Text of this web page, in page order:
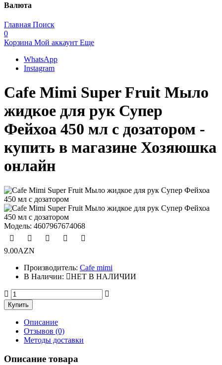
Валюта
Главная Поиск
0
Корзина Мой аккаунт Еще
WhatsApp
Instagram
Cafe Mimi Super Fruit Мыло
жидкое для рук Супер
Фейхоа 450 мл с дозатором -
купить в магазине Хозяюшка
онлайн
Модель: 4607967674068
9.00AZN
Производитель: Cafe mimi
В Наличии:
НЕТ В НАЛИЧИИ
Описание
Отзывов (0)
Методы доставки
Описание товара